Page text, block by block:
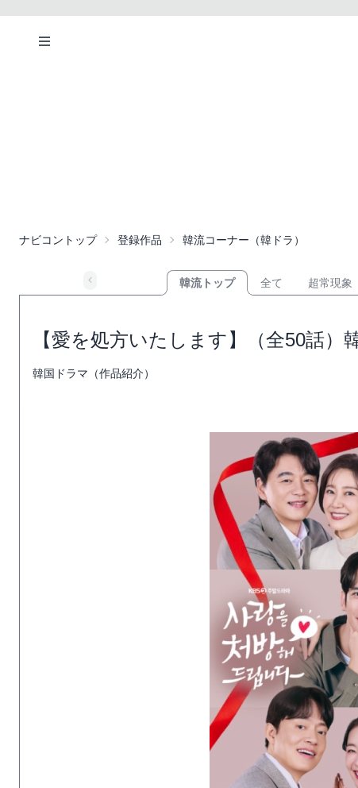
ナビコントップ 登録作品 韓流コーナー（韓ドラ）
韓流トップ 全て 超常現象
【愛を処方いたします】（全50話）
韓国ドラマ（作品紹介）